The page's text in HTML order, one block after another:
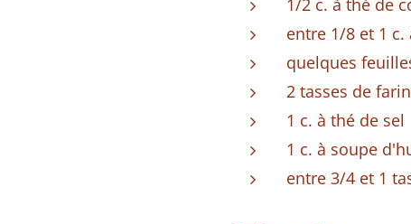
1/2 c. à thé de
entre 1/8 et 1
quelques
2 tasses de
1 c. à thé de sel
1 c. à soupe
entre 3/4 et 1